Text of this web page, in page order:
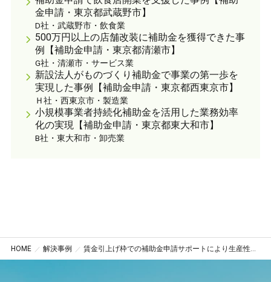
金申請・東京都武蔵野市】
D社・武蔵野市・飲食業
500万円以上の店舗改装に補助金を獲得できた事
例【補助金申請・東京都清瀬市】
G社・清瀬市・サービス業
新設法人がものづくり補助金で事業の第一歩を
実現した事例【補助金申請・東京都西東京市】
Ｈ社・西東京市・製造業
小規模事業者持続化補助金を活用した業務効率
化の実現【補助金申請・東京都東大和市】
B社・東大和市・卸売業
HOME 解決事例 賃金引上げ枠での補助金申請サポートにより生産性向上を実現（東京都国分寺市）